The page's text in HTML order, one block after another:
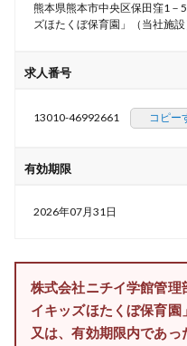
熊本県熊本市中央区保田窪1－
ズほたくぼ保育園」（当社施設
求人番号
13010-46992661 コピー
有効期限
2026年07月31日
株式会社ニチイ学館管
イキッズほたくぼ保育園
又は、有効期限内であ